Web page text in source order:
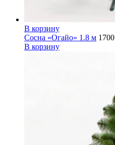
В корзину
Сосна «Огайо» 1.8 м 1700
В корзину